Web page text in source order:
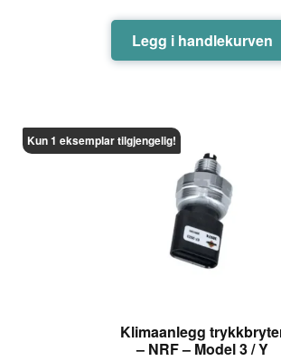
Legg i handlekurven
Kun 1 eksemplar tilgjengelig!
Klimaanlegg
– NRF – Model 3 / Y